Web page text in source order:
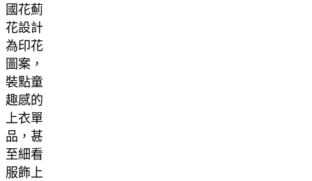
國花薊
花設計
為印花
圖案，
裝點童
趣感的
上衣單
品，甚
至細看
服飾上